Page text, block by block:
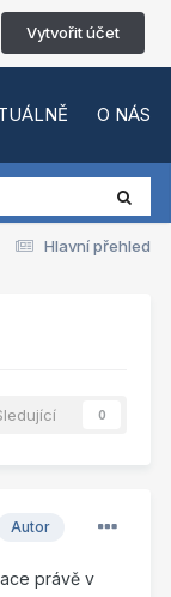
Vytvořit účet
O NÁS
Hlavní přehled
0
Autor
právě v